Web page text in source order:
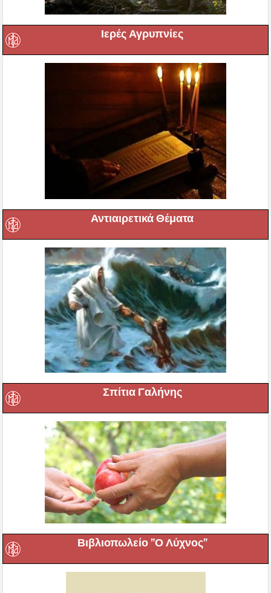
Ιερές Αγρυπνίες
Αντιαιρετικά Θέματα
Σπίτια Γαλήνης
Βιβλιοπωλείο ”Ο Λύχνος”